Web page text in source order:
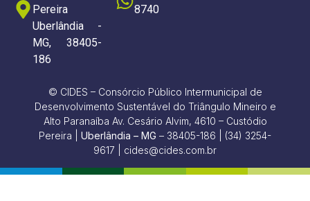
Pereira
Uberlândia -
MG, 38405-
186
8740
© CIDES – Consórcio Público Intermunicipal de
Desenvolvimento Sustentável do Triângulo Mineiro e
Alto Paranaíba Av. Cesário Alvim, 4610 – Custódio
Pereira | Uberlândia – MG – 38405-186 | (34) 3254-
9617 | cides@cides.com.br